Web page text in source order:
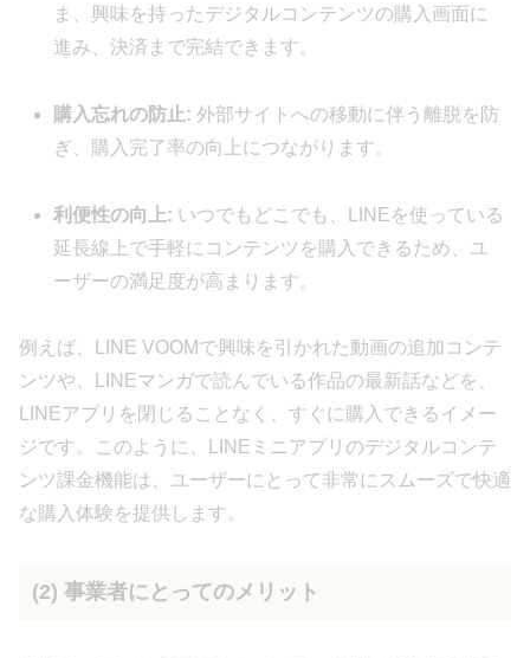
ま、興味を持ったデジタルコンテンツの購入画面に
進み、決済まで完結できます。
購入忘れの防止: 外部サイトへの移動に伴う離脱を防
ぎ、購入完了率の向上につながります。
利便性の向上: いつでもどこでも、LINEを使っている
延長線上で手軽にコンテンツを購入できるため、ユ
ーザーの満足度が高まります。
例えば、LINE VOOMで興味を引かれた動画の追加コンテ
ンツや、LINEマンガで読んでいる作品の最新話などを、
LINEアプリを閉じることなく、すぐに購入できるイメー
ジです。このように、LINEミニアプリのデジタルコンテ
ンツ課金機能は、ユーザーにとって非常にスムーズで快適
な購入体験を提供します。
(2) 事業者にとってのメリット